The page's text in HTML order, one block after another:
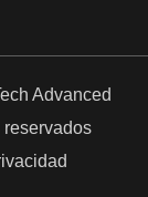
Advanced